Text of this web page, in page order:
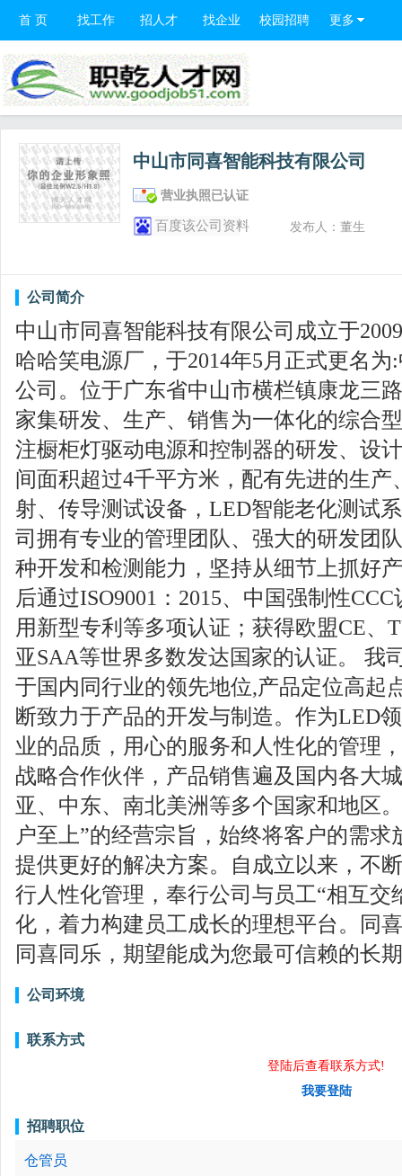
首 页 找工作 招人才 找企业 校园招聘 更多
中山市同喜智能科技有限公司
营业执照已认证
百度该公司资料 发布人：董生
公司简介
中山市同喜智能科技有限公司成立于
哈哈笑电源厂，于2014年5月正式更名
公司。位于广东省中山市横栏镇康龙三
家集研发、生产、销售为一体化的综合
注橱柜灯驱动电源和控制器的研发、设
间面积超过4千平方米，配有先进的生产
射、传导测试设备，LED智能老化测试
司拥有专业的管理团队、强大的研发团
种开发和检测能力，坚持从细节上抓好
后通过ISO9001：2015、中国强制性
用新型专利等多项认证；获得欧盟CE、
亚SAA等世界多数发达国家的认证。 我
于国内同行业的领先地位,产品定位高起
断致力于产品的开发与制造。作为LED
业的品质，用心的服务和人性化的管理
战略合作伙伴，产品销售遍及国内各大
亚、中东、南北美洲等多个国家和地区
户至上”的经营宗旨，始终将客户的需
提供更好的解决方案。自成立以来，不
行人性化管理，奉行公司与员工“相互交
化，着力构建员工成长的理想平台。同
同喜同乐，期望能成为您最可信赖的长
公司环境
联系方式
登陆后查看联系方式!
我要登陆
招聘职位
仓管员